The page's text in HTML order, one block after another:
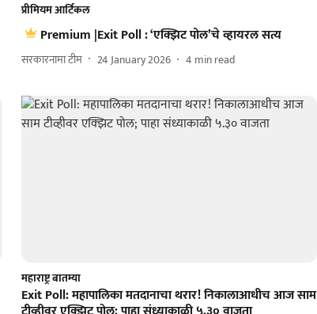
प्रीमियम आर्टिकल
Premium |Exit Poll : ‘एक्झिट पोल’चे व्हायरल सत्य
सरकारनामा टीम 24 January 2026 4 min read
महाराष्ट्र बातम्या
Exit Poll: महापालिका मतदानाचा थरार! निकालाआधीच आज साम